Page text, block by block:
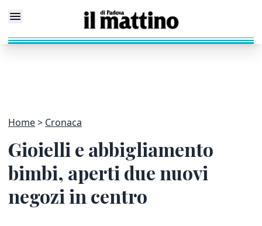
Home Cronaca
Gioielli e abbigliamento
bimbi, aperti due nuovi
negozi in centro